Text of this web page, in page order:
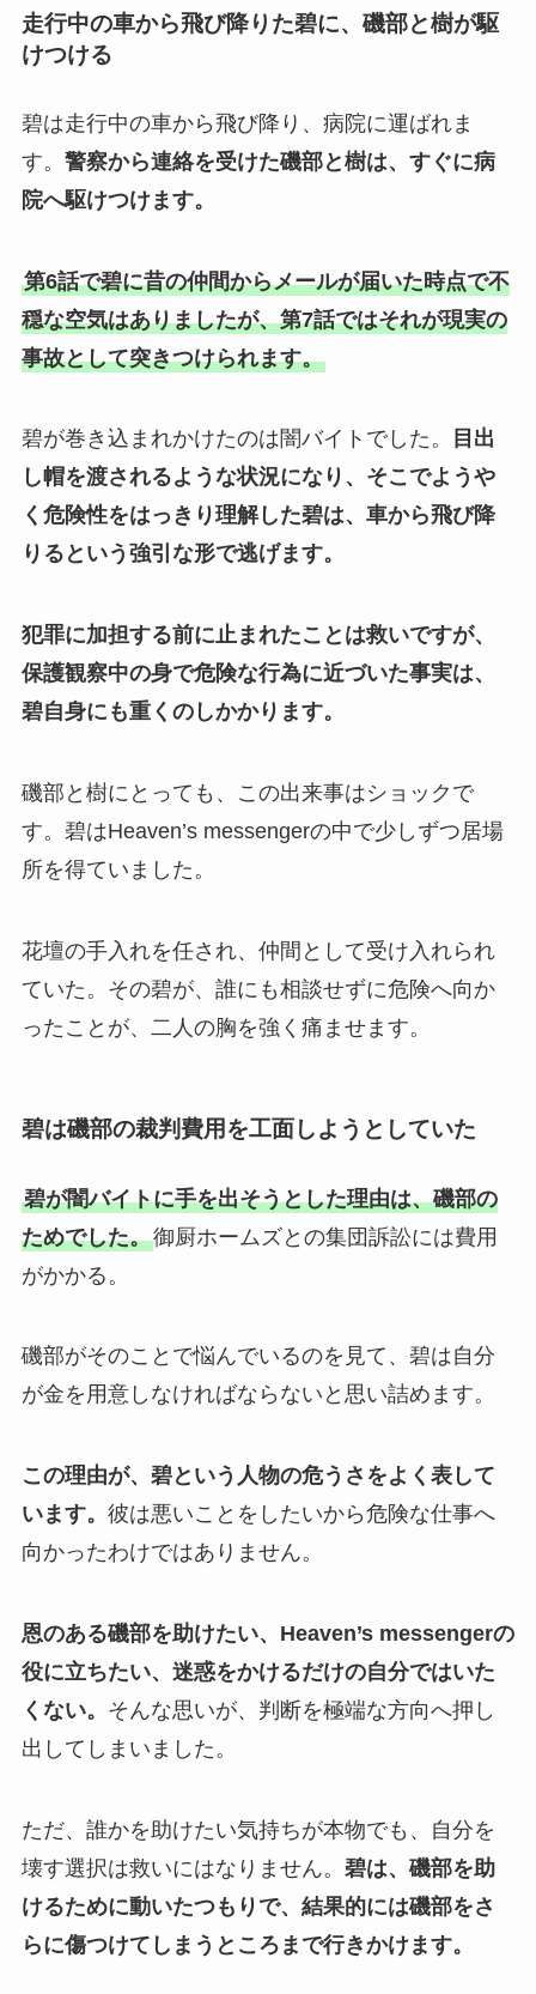
走行中の車から飛び降りた碧に、磯部と樹が駆
けつける
碧は走行中の車から飛び降り、病院に運ばれま
す。 警察から連絡を受けた磯部と樹は、すぐに病
院へ駆けつけます。
第6話で碧に昔の仲間からメールが届いた時点で不
穏な空気はありましたが、第7話ではそれが現実の
事故として突きつけられます。
碧が巻き込まれかけたのは闇バイトでした。
目出
し帽を渡されるような状況になり、そこでようや
く危険性をはっきり理解した碧は、車から飛び降
りるという強引な形で逃げます。
犯罪に加担する前に止まれたことは救いですが、
保護観察中の身で危険な行為に近づいた事実は、
碧自身にも重くのしかかります。
磯部と樹にとっても、この出来事はショックで
す。碧はHeaven’s messengerの中で少しずつ居場
所を得ていました。
花壇の手入れを任され、仲間として受け入れられ
ていた。その碧が、誰にも相談せずに危険へ向か
ったことが、二人の胸を強く痛ませます。
碧は磯部の裁判費用を工面しようとしていた
碧が闇バイトに手を出そうとした理由は、磯部の
ためでした。御厨ホームズとの集団訴訟には費用
がかかる。
磯部がそのことで悩んでいるのを見て、碧は自分
が金を用意しなければならないと思い詰めます。
この理由が、碧という人物の危うさをよく表して
います。 彼は悪いことをしたいから危険な仕事へ
向かったわけではありません。
恩のある磯部を助けたい、Heaven’s messengerの
役に立ちたい、迷惑をかけるだけの自分ではいた
くない。 そんな思いが、判断を極端な方向へ押し
出してしまいました。
ただ、誰かを助けたい気持ちが本物でも、自分を
壊す選択は救いにはなりません。 碧は、磯部を助
けるために動いたつもりで、結果的には磯部をさ
らに傷つけてしまうところまで行きかけます。